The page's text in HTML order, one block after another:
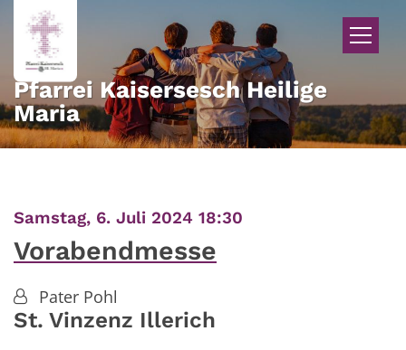
Zum Inhalt springen
Pfarrei Kaisersesch Heilige
Maria
Samstag, 6. Juli 2024 18:30
Vorabendmesse
Pater Pohl
St. Vinzenz Illerich